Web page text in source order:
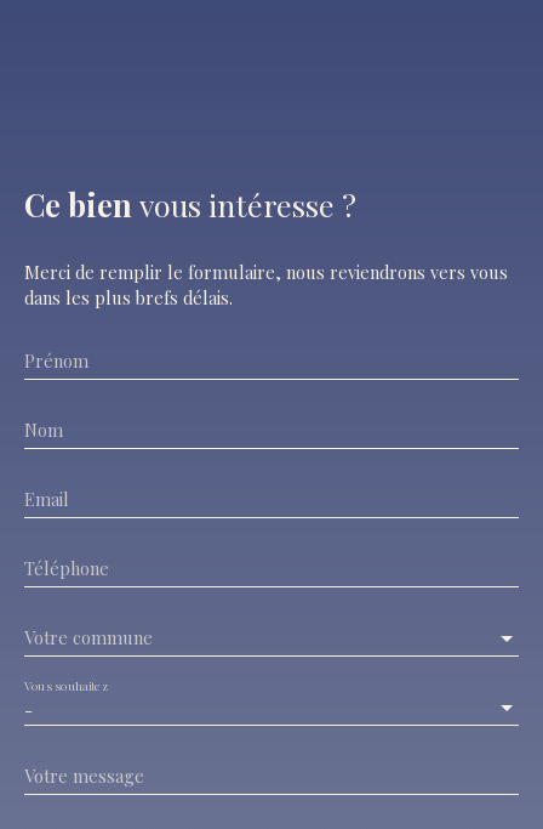
Ce bien vous intéresse ?
Merci de remplir le formulaire, nous reviendrons vers vous
dans les plus brefs délais.
Prénom
Nom
Email
Téléphone
Votre commune
-
Vous souhaitez
Votre message